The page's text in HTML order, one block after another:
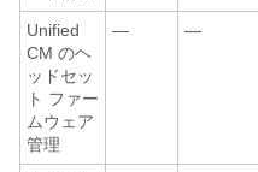
Unified
CM のヘ
ッドセッ
ト ファー
ムウェア
管理
— —